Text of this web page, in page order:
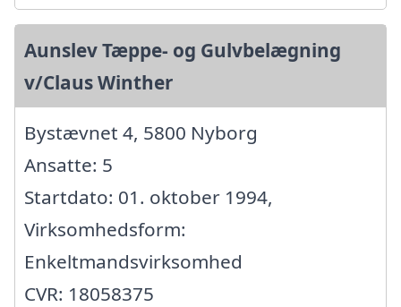
Aunslev Tæppe- og Gulvbelægning
v/Claus Winther
Bystævnet 4, 5800 Nyborg
Ansatte: 5
Startdato: 01. oktober 1994,
Virksomhedsform:
Enkeltmandsvirksomhed
CVR: 18058375